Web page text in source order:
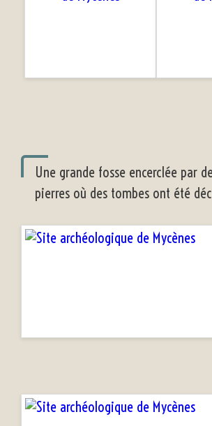
Une grande fosse encerclée par
pierres où des tombes ont été